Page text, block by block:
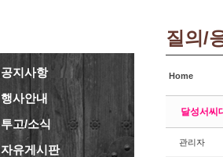
공지사항
행사안내
투고/소식
자유게시판
질의/
Home
달성서씨
관리자